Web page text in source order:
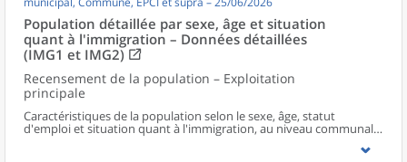
Population détaillée par sexe, âge et situation
quant à l'immigration – Données détaillées
(IMG1 et IMG2)
Recensement de la population – Exploitation
principale
Caractéristiques de la population selon le sexe, âge, statut
d'emploi et situation quant à l'immigration, au niveau communal
et supracommunal pour la France hors Mayotte.